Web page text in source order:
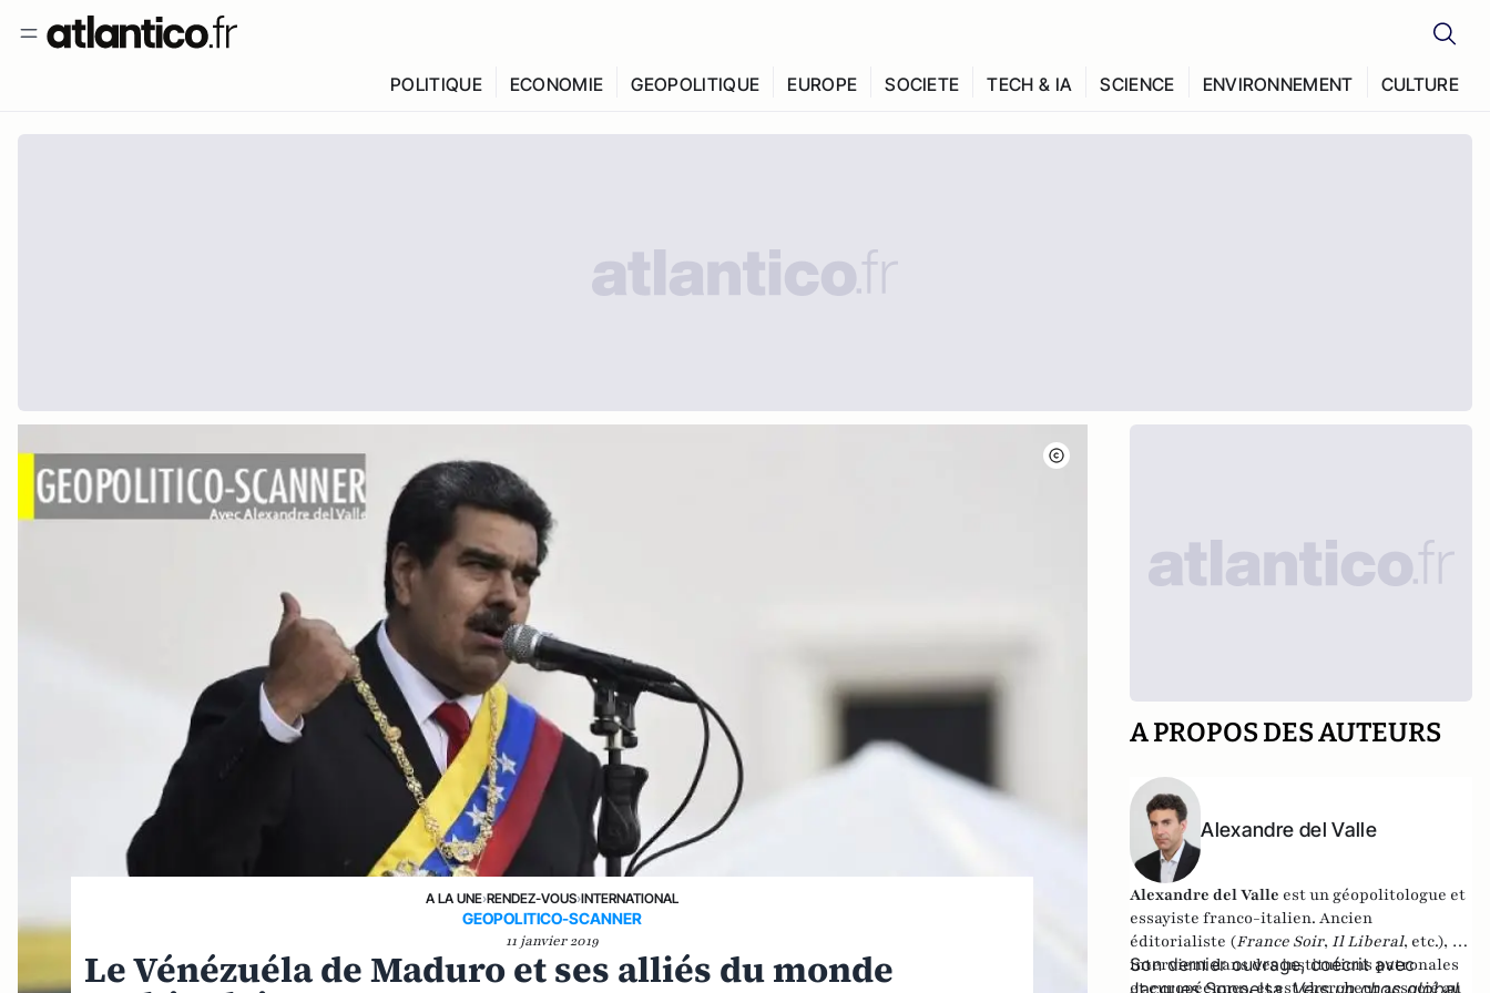
POLITIQUE ECONOMIE GEOPOLITIQUE EUROPE SOCIETE TECH & IA SCIENCE ENVIRONNEMENT CULTURE
A LA UNE›RENDEZ-VOUS›INTERNATIONAL
GEOPOLITICO-SCANNER
11 janvier 2019
Le Vénézuéla de Maduro et ses alliés du monde
A PROPOS DES AUTEURS
Alexandre del Valle
Alexandre del Valle est un géopolitologue et
essayiste franco-italien. Ancien
éditorialiste (France Soir, Il Liberal, etc.), il
intervient dans des institutions patronales
et européennes, et est chercheur associé au
Son dernier ouvrage, coécrit avec